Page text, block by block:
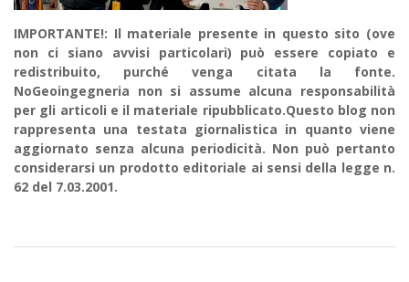
IMPORTANTE!: Il materiale presente in questo sito (ove
non ci siano avvisi particolari) può essere copiato e
redistribuito, purché venga citata la fonte.
NoGeoingegneria non si assume alcuna responsabilità
per gli articoli e il materiale ripubblicato.Questo blog non
rappresenta una testata giornalistica in quanto viene
aggiornato senza alcuna periodicità. Non può pertanto
considerarsi un prodotto editoriale ai sensi della legge n.
62 del 7.03.2001.